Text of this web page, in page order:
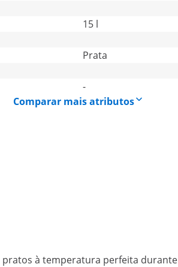
15 l
Prata
-
Comparar mais atributos
pratos à temperatura perfeita durante